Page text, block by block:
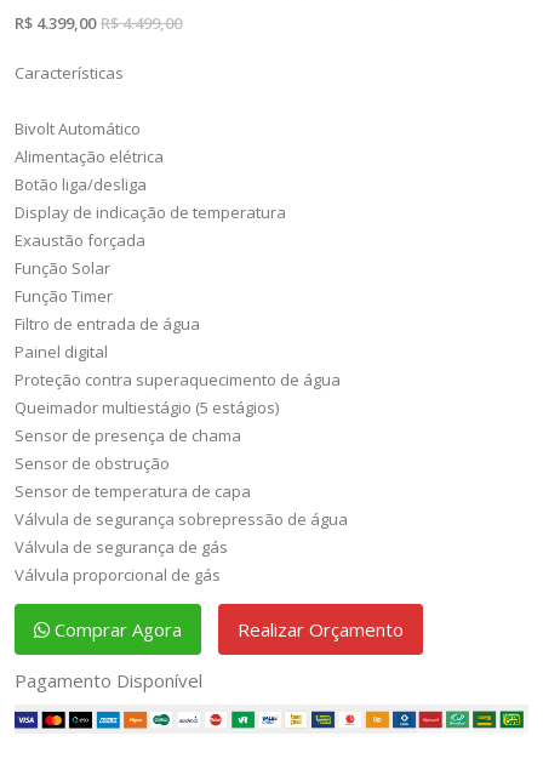
R$ 4.399,00 R$ 4.499,00
Características
Bivolt Automático
Alimentação elétrica
Botão liga/desliga
Display de indicação de temperatura
Exaustão forçada
Função Solar
Função Timer
Filtro de entrada de água
Painel digital
Proteção contra superaquecimento de água
Queimador multiestágio (5 estágios)
Sensor de presença de chama
Sensor de obstrução
Sensor de temperatura de capa
Válvula de segurança sobrepressão de água
Válvula de segurança de gás
Válvula proporcional de gás
Comprar Agora Realizar Orçamento
Pagamento Disponível